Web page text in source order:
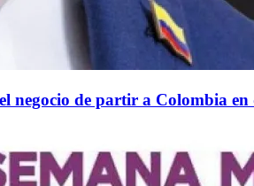
negocio de partir a Colombia en